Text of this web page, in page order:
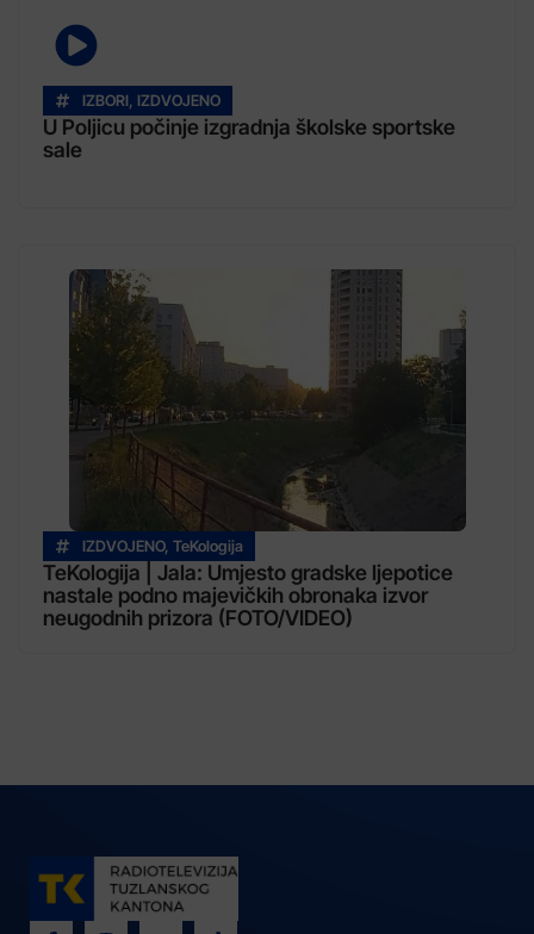
IZBORI IZDVOJENO
U Poljicu počinje izgradnja školske sportske
sale
IZDVOJENO, TeKologija
TeKologija | Jala: Umjesto gradske ljepotice
nastale podno majevičkih obronaka izvor
neugodnih prizora (FOTO/VIDEO)